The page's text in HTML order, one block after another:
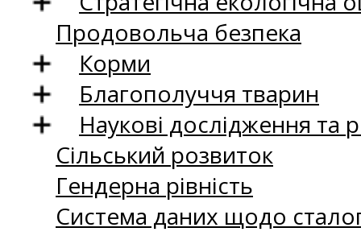
Продовольча безпека
Корми
Благополуччя тварин
Наукові дослідження та
Сільський розвиток
Гендерна рівність
Система даних щодо